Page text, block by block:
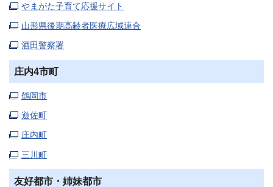
やまがた子育て応援サイト
山形県後期高齢者医療広域連合
酒田警察署
庄内4市町
鶴岡市
遊佐町
庄内町
三川町
友好都市・姉妹都市